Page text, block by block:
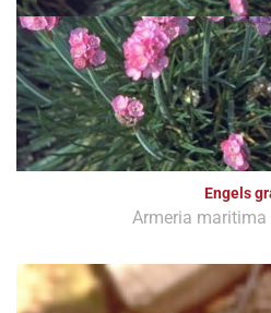
Engels
Armeria maritima